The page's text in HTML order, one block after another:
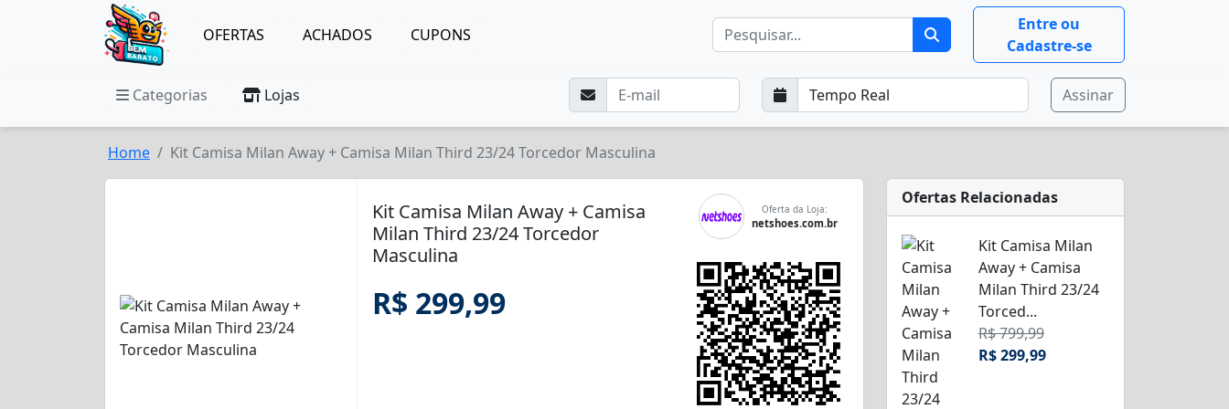
OFERTAS ACHADOS CUPONS
Entre ou
Cadastre-se
Categorias Lojas Assinar
Home Kit Camisa Milan Away + Camisa Milan Third 23/24 Torcedor Masculina
Kit Camisa Milan Away + Camisa
Milan Third 23/24 Torcedor
Masculina
R$ 299,99
Oferta da Loja:
netshoes.com.br
Ofertas Relacionadas
Kit Camisa Milan
Away + Camisa
Milan Third 23/24
Torced...
R$ 799,99
R$ 299,99